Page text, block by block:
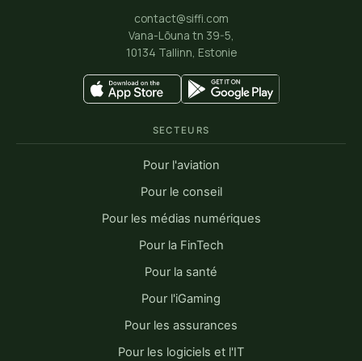
contact@siffi.com
Vana-Lõuna tn 39-5,
10134 Tallinn, Estonie
SECTEURS
Pour l'aviation
Pour le conseil
Pour les médias numériques
Pour la FinTech
Pour la santé
Pour l'iGaming
Pour les assurances
Pour les logiciels et l'IT